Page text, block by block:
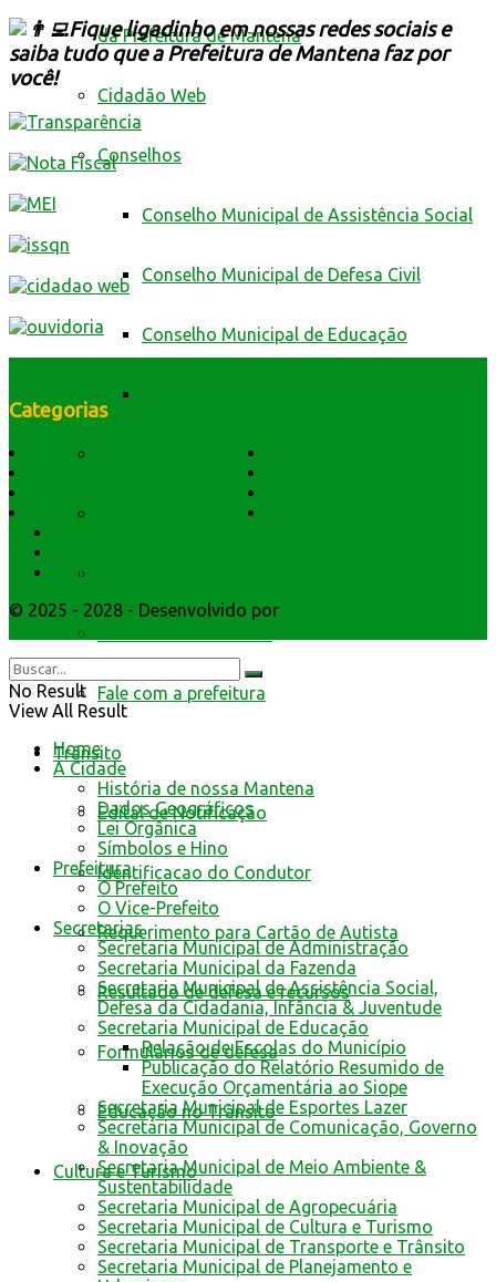
da Prefeitura de Mantena
Cidadão Web
Conselhos
Conselho Municipal de Assistência Social
Conselho Municipal de Defesa Civil
Conselho Municipal de Educação
Fale com a prefeitura
Trânsito
Edital de Notificação
Identificacao do Condutor
Requerimento para Cartão de Autista
Resultado de defesa e recursos
Formulários de defesa
Educação no Trânsito
Cultura e Turismo
Fique ligadinho em nossas redes sociais e
saiba tudo que a Prefeitura de Mantena faz por
você!
Categorias
História do Município
Símbolos e Hino
Webmail
© 2025 - 2028 - Desenvolvido por
Interativas
No Result
View All Result
Home
A Cidade
História de nossa Mantena
Dados Geográficos
Lei Orgânica
Símbolos e Hino
Prefeitura
O Prefeito
O Vice-Prefeito
Secretarias
Secretaria Municipal de Administração
Secretaria Municipal da Fazenda
Secretaria Municipal de Assistência Social,
Defesa da Cidadania, Infância & Juventude
Secretaria Municipal de Educação
Relação de Escolas do Município
Publicação do Relatório Resumido de
Execução Orçamentária ao Siope
Secretaria Municipal de Esportes Lazer
Secretaria Municipal de Comunicação, Governo
& Inovação
Secretaria Municipal de Meio Ambiente &
Sustentabilidade
Secretaria Municipal de Agropecuária
Secretaria Municipal de Cultura e Turismo
Secretaria Municipal de Transporte e Trânsito
Secretaria Municipal de Planejamento e